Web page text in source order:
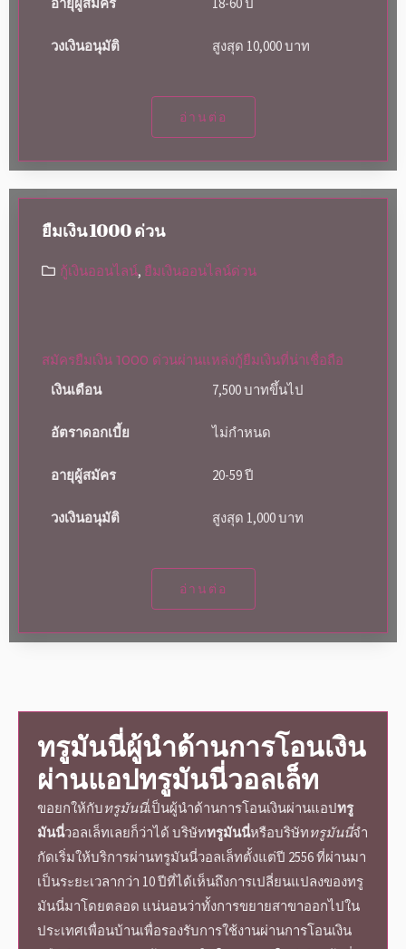
วงเงินอนุมัติ สูงสุด 10,000 บาท
อ่านต่อ
ยืมเงิน 1000 ด่วน
กู้เงินออนไลน์, ยืมเงินออนไลน์ด่วน
สมัครยืมเงิน 1000 ด่วนผ่านแหล่งกู้ยืมเงินที่น่าเชื่อถือ
เงินเดือน
7,500 บาทขึ้นไป
อัตราดอกเบี้ย ไม่กำหนด
อายุผู้สมัคร 20-59 ปี
วงเงินอนุมัติ สูงสุด 1,000 บาท
อ่านต่อ
ทรูมันนี่ผู้นำด้านการโอนเงิน
ผ่านแอปทรูมันนี่วอลเล็ท
ขอยกให้กับทรูมันนี่เป็นผู้นำด้านการโอนเงินผ่านแอปทรู
มันนี่วอลเล็ทเลยก็ว่าได้บริษัททรูมันนี่หรือบริษัททรูมันนี่จํา
กัดเริ่มให้บริการผ่านทรูมันนี่วอลเล็ทตั้งแต่ปี 2556 ที่ผ่านมา
เป็นระยะเวลากว่า 10 ปีที่ได้เห็นถึงการเปลี่ยนแปลงของทรู
มันนี่มาโดยตลอด แน่นอนว่าทั้งการขยายสาขาออกไปใน
ประเทศเพื่อนบ้านเพื่อรองรับการใช้งานผ่านการโอนเงิน